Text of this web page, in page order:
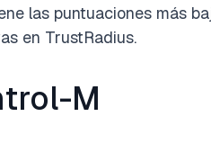
las puntuaciones más
en TrustRadius.
M